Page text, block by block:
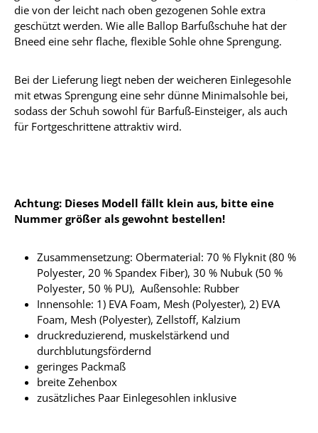
die von der leicht nach oben gezogenen Sohle extra
geschützt werden. Wie alle Ballop Barfußschuhe hat der
Bneed eine sehr flache, flexible Sohle ohne Sprengung.
Bei der Lieferung liegt neben der weicheren Einlegesohle
mit etwas Sprengung eine sehr dünne Minimalsohle bei,
sodass der Schuh sowohl für Barfuß-Einsteiger, als auch
für Fortgeschrittene attraktiv wird.
Achtung: Dieses Modell fällt klein aus, bitte eine
Nummer größer als gewohnt bestellen!
Zusammensetzung: Obermaterial: 70 % Flyknit (80 %
Polyester, 20 % Spandex Fiber), 30 % Nubuk (50 %
Polyester, 50 % PU), Außensohle: Rubber
Innensohle: 1) EVA Foam, Mesh (Polyester), 2) EVA
Foam, Mesh (Polyester), Zellstoff, Kalzium
druckreduzierend, muskelstärkend und
durchblutungsfördernd
geringes Packmaß
breite Zehenbox
zusätzliches Paar Einlegesohlen inklusive